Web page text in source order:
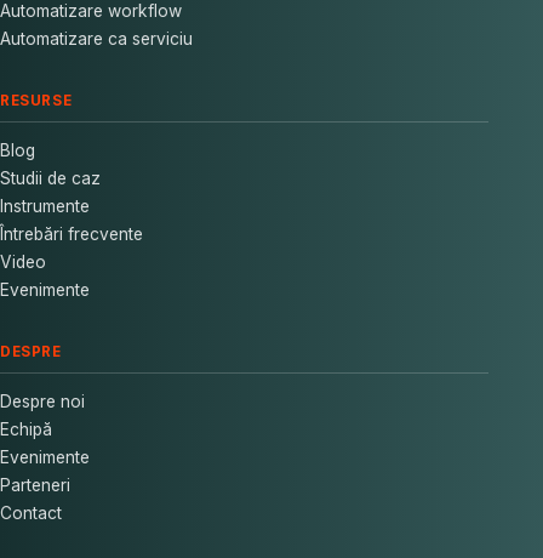
Automatizare workflow
Automatizare ca serviciu
RESURSE
Blog
Studii de caz
Instrumente
Întrebări frecvente
Video
Evenimente
DESPRE
Despre noi
Echipă
Evenimente
Parteneri
Contact